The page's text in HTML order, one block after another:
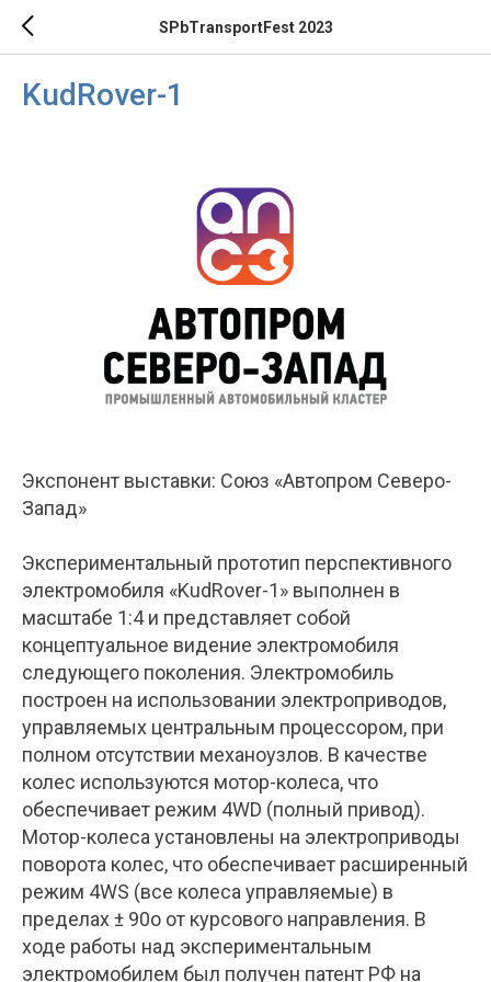
SPbTransportFest 2023
KudRover-1
Экспонент выставки: Союз «Автопром Северо-
Запад»
Экспериментальный прототип перспективного
электромобиля «KudRover-1» выполнен в
масштабе 1:4 и представляет собой
концептуальное видение электромобиля
следующего поколения. Электромобиль
построен на использовании электроприводов,
управляемых центральным процессором, при
полном отсутствии механоузлов. В качестве
колес используются мотор-колеса, что
обеспечивает режим 4WD (полный привод).
Мотор-колеса установлены на электроприводы
поворота колес, что обеспечивает расширенный
режим 4WS (все колеса управляемые) в
пределах ± 90о от курсового направления. В
ходе работы над экспериментальным
электромобилем был получен патент РФ на